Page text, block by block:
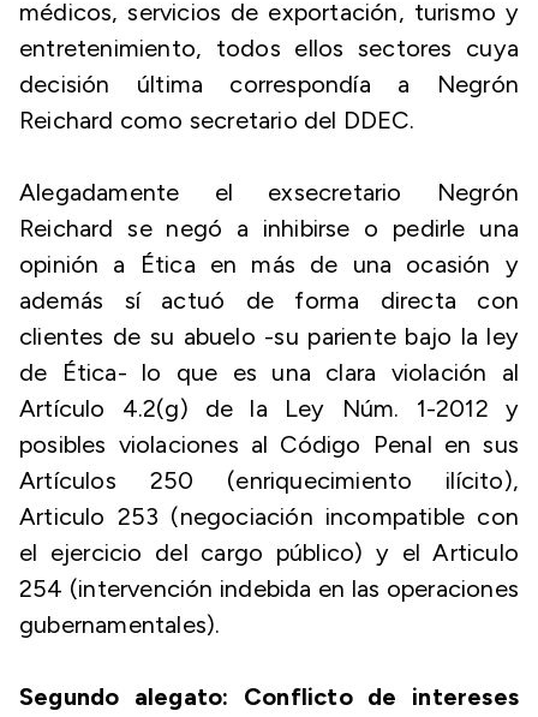
médicos, servicios de exportación, turismo y
entretenimiento, todos ellos sectores cuya
decisión última correspondía a Negrón
Reichard como secretario del DDEC.
Alegadamente el exsecretario Negrón
Reichard se negó a inhibirse o pedirle una
opinión a Ética en más de una ocasión y
además sí actuó de forma directa con
clientes de su abuelo -su pariente bajo la ley
de Ética- lo que es una clara violación al
Artículo 4.2(g) de la Ley Núm. 1-2012 y
posibles violaciones al Código Penal en sus
Artículos 250 (enriquecimiento ilícito),
Articulo 253 (negociación incompatible con
el ejercicio del cargo público) y el Articulo
254 (intervención indebida en las operaciones
gubernamentales).
Segundo alegato: Conflicto de intereses